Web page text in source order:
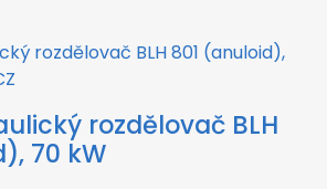
rozdělovač BLH
70 kW